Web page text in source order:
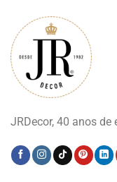
JRDecor, 40 anos de